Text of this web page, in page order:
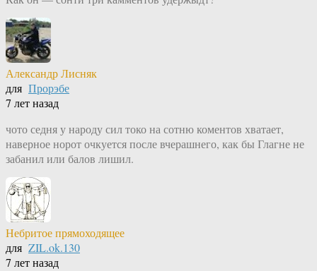
Александр Лисняк
для Прорэбе
7 лет назад
чото седня у народу сил токо на сотню коментов хватает,
наверное норот очкуется после вчерашнего, как бы Глагне не
забанил или балов лишил.
Небритое прямоходящее
для ZIL.ok.130
7 лет назад